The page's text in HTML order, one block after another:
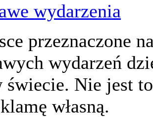
wydarzenia
przeznaczone
wydarzeń
świecie. Nie jest
własną.